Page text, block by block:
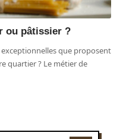
ou pâtissier ?
que proposent
quartier ? Le métier de